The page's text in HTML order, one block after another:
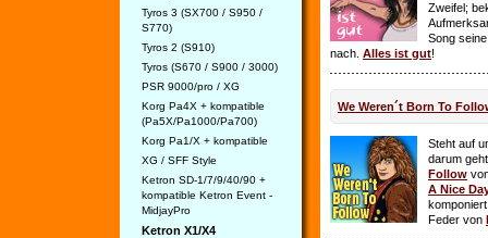
Tyros 3 (SX700 / S950 /
S770)
Tyros 2 (S910)
Tyros (S670 / S900 / 3000)
PSR 9000/pro / XG
Korg Pa4X + kompatible
(Pa5X/Pa1000/Pa700)
Korg Pa1/X + kompatible
XG / SFF Style
Ketron SD-1/7/9/40/90 +
kompatible Ketron Event -
MidjayPro
Ketron X1/X4
Zweifel;
Song
nach. Alles ist gut!
We Weren´t Born To
Steht auf
darum
Follow
A Nice
Feder von